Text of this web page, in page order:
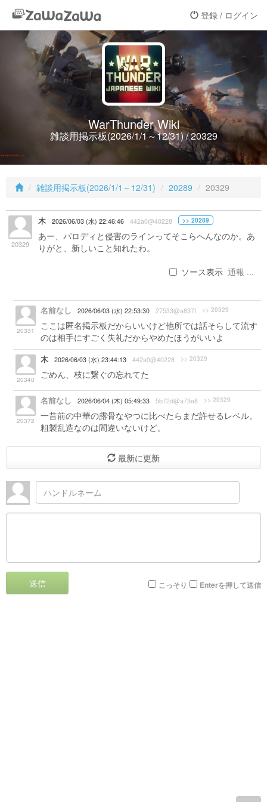
登録 / ログイン
WarThunder Wiki
雑談用掲示板(2026/1/1～12/31) / 20329
雑談用掲示板(2026/1/1～12/31) 20289 20329
20329
木 2026/06/03 (水) 22:46:46 442a0@40228 >> 20289
あー、パロディと侵害のラインってそこらへんなのか。あ
りがと、新しいこと知れたわ。
ソース表示 通報 ...
20331
名前なし 2026/06/03 (水) 22:53:30 27533@a837f >> 20329
ここは匿名掲示板だからいいけど他所では話そらして流す
のは相手にすごく失礼だからやめたほうがいいよ
20340
木 2026/06/03 (水) 23:44:13 442a0@40228 >> 20329
ごめん、枝に繋ぐの忘れてた
20372
名前なし 2026/06/04 (木) 05:49:33 5b72d@a73e8 >> 20329
一昔前の中華の露骨なやつに比べたらまだ許せるレベル。
粗製乱造なのは間違いないけど。
最新に更新
送信 こっそり Enterを押して送信